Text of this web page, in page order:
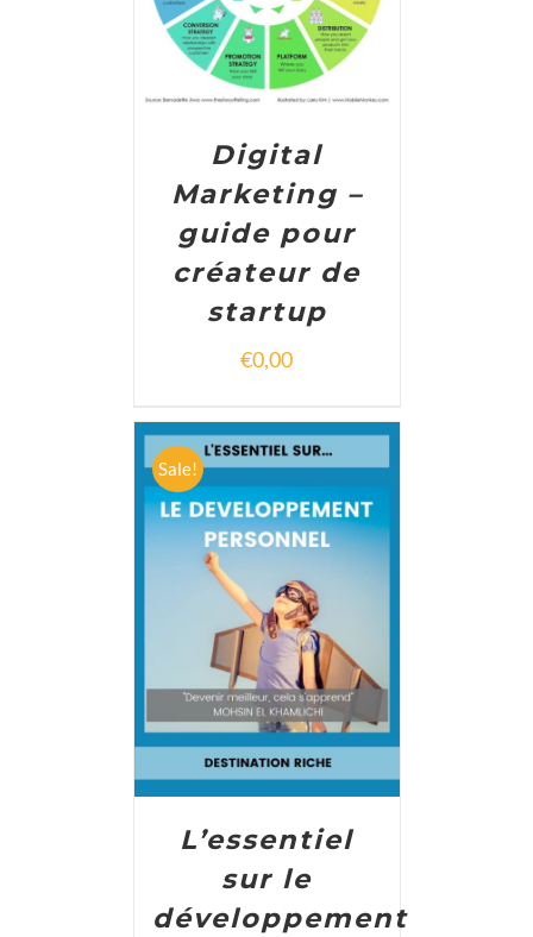
Digital
Marketing –
guide pour
créateur de
startup
€0,00
Sale!
ADD TO CART / DETAILS
L’essentiel
sur le
développement